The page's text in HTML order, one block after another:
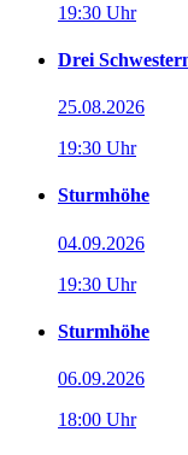
19:30 Uhr
Drei
25.08.2026
19:30 Uhr
Sturmhöhe
04.09.2026
19:30 Uhr
Sturmhöhe
06.09.2026
18:00 Uhr